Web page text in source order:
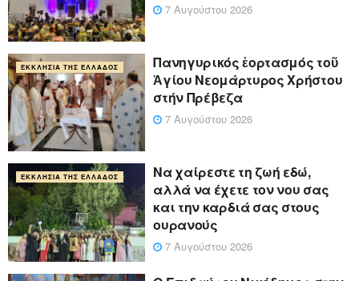
7 Αυγούστου 2026
ΕΚΚΛΗΣΊΑ ΤΗΣ ΕΛΛΆΔΟΣ
Πανηγυρικός ἑορτασμός τοῦ
Ἁγίου Νεομάρτυρος Χρήστου
στήν Πρέβεζα
7 Αυγούστου 2026
ΕΚΚΛΗΣΊΑ ΤΗΣ ΕΛΛΆΔΟΣ
Να χαίρεστε τη ζωή εδώ,
αλλά να έχετε τον νου σας
και την καρδιά σας στους
ουρανούς
7 Αυγούστου 2026